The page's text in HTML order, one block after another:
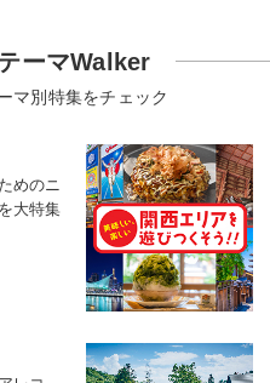
ーマWalker
マ別特集をチェック
めのニ
大特集